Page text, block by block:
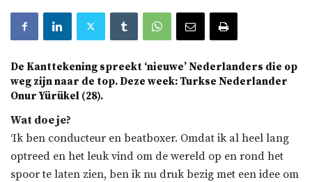
De Kanttekening spreekt ‘nieuwe’ Nederlanders die op
weg zijn naar de top.Deze week: Turkse Nederlander
Onur Yürükel (28).
Wat doe je?
‘Ik ben conducteur en beatboxer. Omdat ik al heel lang
optreed en het leuk vind om de wereld op en rond het
spoor te laten zien, ben ik nu druk bezig met een idee om